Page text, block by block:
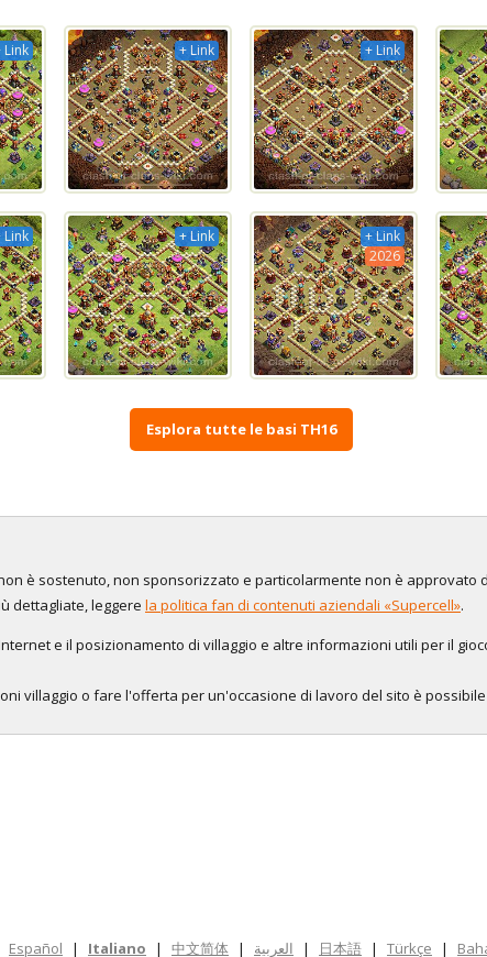
Link + Link + Link
Link + Link
+ Link
2026
Esplora tutte le basi TH16
è sostenuto, non sponsorizzato e particolarmente non è approvato
dettagliate, leggere la politica fan di contenuti aziendali «Supercell».
e il posizionamento di villaggio e altre informazioni utili per il
villaggio o fare l'offerta per un'occasione di lavoro del sito è
Español | Italiano | 中文简体 | العربية | 日本語 | Türkçe |